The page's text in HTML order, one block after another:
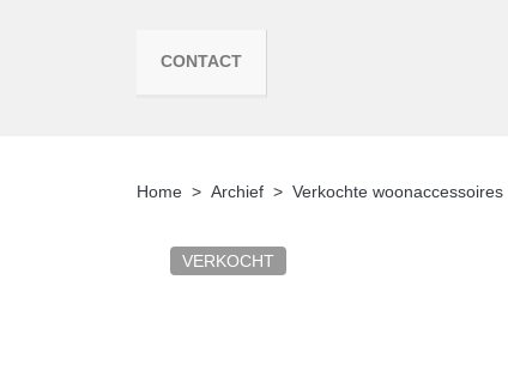
CONTACT
Home Archief Verkochte woonaccessoires
VERKOCHT